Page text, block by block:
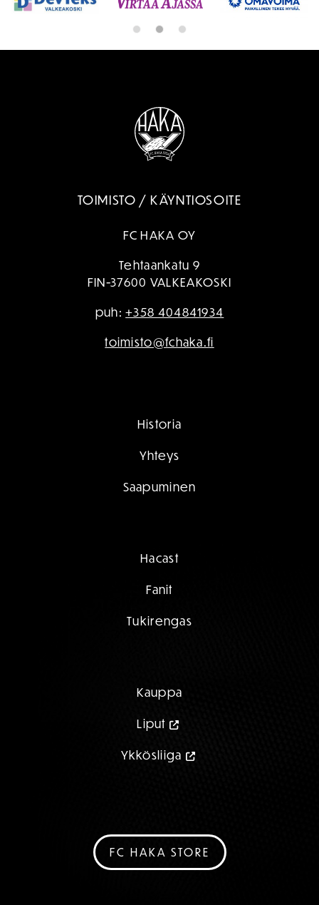
TOIMISTO / KÄYNTIOSOITE
FC HAKA OY
Tehtaankatu 9
FIN-37600 VALKEAKOSKI
puh:+358 404841934
toimisto@fchaka.fi
Historia
Yhteys
Saapuminen
Hacast
Fanit
Tukirengas
Kauppa
Liput
Ykkösliiga
FC HAKA STORE